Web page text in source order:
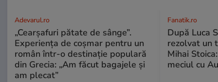
Adevarul.ro
„Cearșafuri pătate de sânge”.
Experiența de coșmar pentru un
român într-o destinație populară
din Grecia: „Am făcut bagajele și
am plecat”
Fanatik.ro
După Luca
rezolvat un
Mihai
meciul cu